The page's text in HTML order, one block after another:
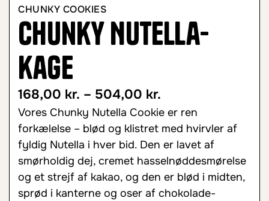
CHUNKY COOKIES
Chunky Nutella-
kage
168,00 kr. – 504,00 kr.
Vores Chunky Nutella Cookie er ren
forkælelse – blød og klistret med hvirvler af
fyldig Nutella i hver bid. Den er lavet af
smørholdig dej, cremet hasselnøddesmørelse
og et strejf af kakao, og den er blød i midten,
sprød i kanterne og oser af chokolade-